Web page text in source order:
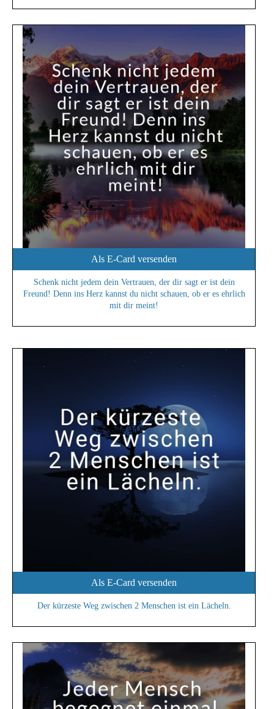
Als E-Card versenden
Schenk nicht jedem dein Vertrauen, der dir sagt er ist dein
Freund! Denn ins Herz kannst du nicht schauen, ob er es ehrlich
mit dir meint!
Als E-Card versenden
Der kürzeste Weg zwischen 2 Menschen ist ein Lächeln.